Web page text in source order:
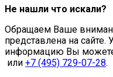
Не нашли что искали?
Обращаем Ваше
представлена на сайте.
информацию Вы
или +7 (495) 729-07-28.